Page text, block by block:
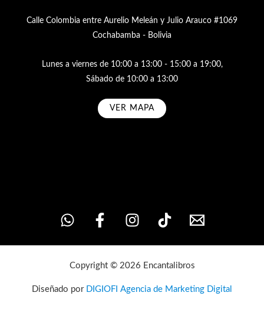
Calle Colombia entre Aurelio Meleán y Julio Arauco #1069
Cochabamba - Bolivia
Lunes a viernes de 10:00 a 13:00 - 15:00 a 19:00,
Sábado de 10:00 a 13:00
VER MAPA
Copyright © 2026 Encantalibros
Diseñado por DIGIOFI Agencia de Marketing Digital